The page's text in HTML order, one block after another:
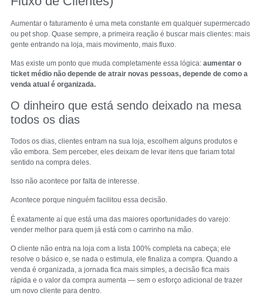
Aumentar o faturamento é uma meta constante em qualquer supermercado
ou pet shop. Quase sempre, a primeira reação é buscar mais clientes: mais
gente entrando na loja, mais movimento, mais fluxo.
Mas existe um ponto que muda completamente essa lógica: aumentar o
ticket médio não depende de atrair novas pessoas, depende de como a
venda atual é organizada.
O dinheiro que está sendo deixado na mesa
todos os dias
Todos os dias, clientes entram na sua loja, escolhem alguns produtos e
vão embora. Sem perceber, eles deixam de levar itens que fariam total
sentido na compra deles.
Isso não acontece por falta de interesse.
Acontece porque ninguém facilitou essa decisão.
É exatamente aí que está uma das maiores oportunidades do varejo:
vender melhor para quem já está com o carrinho na mão.
O cliente não entra na loja com a lista 100% completa na cabeça; ele
resolve o básico e, se nada o estimula, ele finaliza a compra. Quando a
venda é organizada, a jornada fica mais simples, a decisão fica mais
rápida e o valor da compra aumenta — sem o esforço adicional de trazer
um novo cliente para dentro.